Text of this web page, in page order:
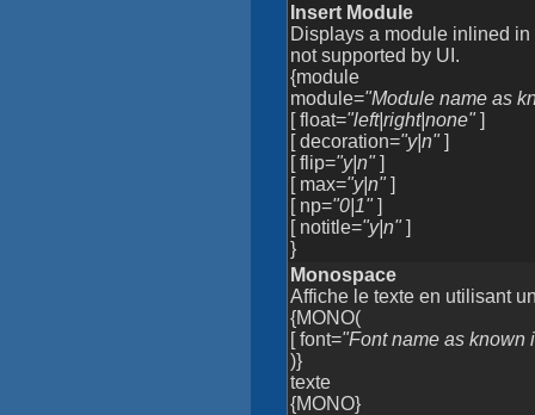
Insert Module
Displays a module inlined
not supported by UI.
{module
module="Module name as
[ float="left|right|none"]
[ decoration="y|n"]
[ flip="y|n"]
[ max="y|n"]
[ np="0|1"]
[ notitle="y|n"]
}
Monospace
Affiche le texte en utilisant
{MONO(
[ font="Font name as known
)}
texte
{MONO}